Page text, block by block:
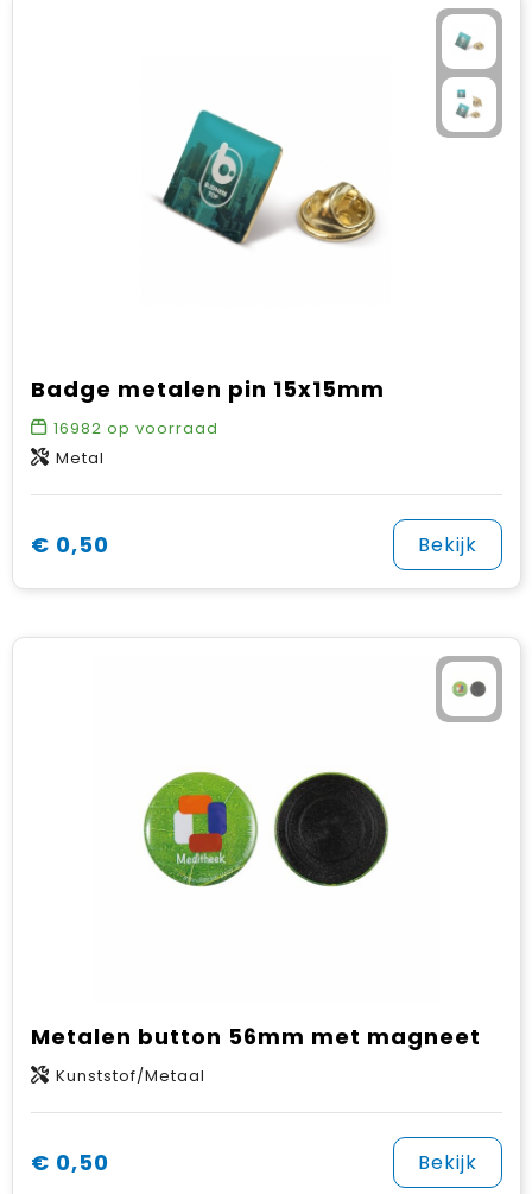
Badge metalen pin 15x15mm
16982 op voorraad
Metal
€ 0,50 Bekijk
Metalen button 56mm met magneet
Kunststof/Metaal
€ 0,50 Bekijk